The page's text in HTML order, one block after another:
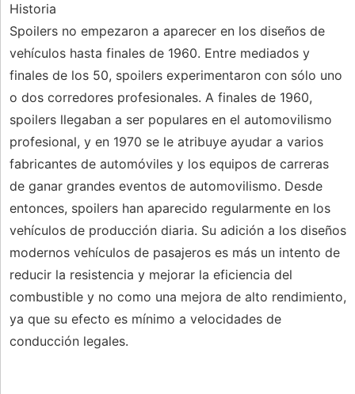
Historia
Spoilers no empezaron a aparecer en los diseños de
vehículos hasta finales de 1960. Entre mediados y
finales de los 50, spoilers experimentaron con sólo uno
o dos corredores profesionales. A finales de 1960,
spoilers llegaban a ser populares en el automovilismo
profesional, y en 1970 se le atribuye ayudar a varios
fabricantes de automóviles y los equipos de carreras
de ganar grandes eventos de automovilismo. Desde
entonces, spoilers han aparecido regularmente en los
vehículos de producción diaria. Su adición a los diseños
modernos vehículos de pasajeros es más un intento de
reducir la resistencia y mejorar la eficiencia del
combustible y no como una mejora de alto rendimiento,
ya que su efecto es mínimo a velocidades de
conducción legales.